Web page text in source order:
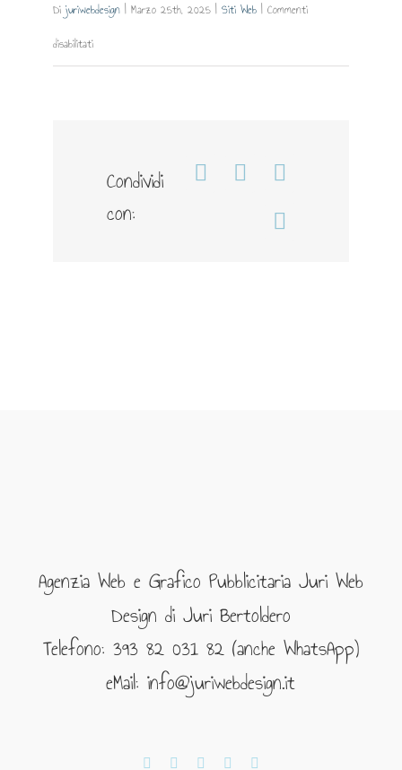
Dijuriwebdesign | Marzo 25th, 2025 | Siti Web | Commenti
disabilitatisu
Condividi
con:
Facebook
WhatsApp
Telegram
Email
Agenzia Web e Grafico Pubblicitaria Juri Web
Design di Juri Bertoldero
Telefono: 393 82 031 82 (anche WhatsApp)
eMail: info@juriwebdesign.it